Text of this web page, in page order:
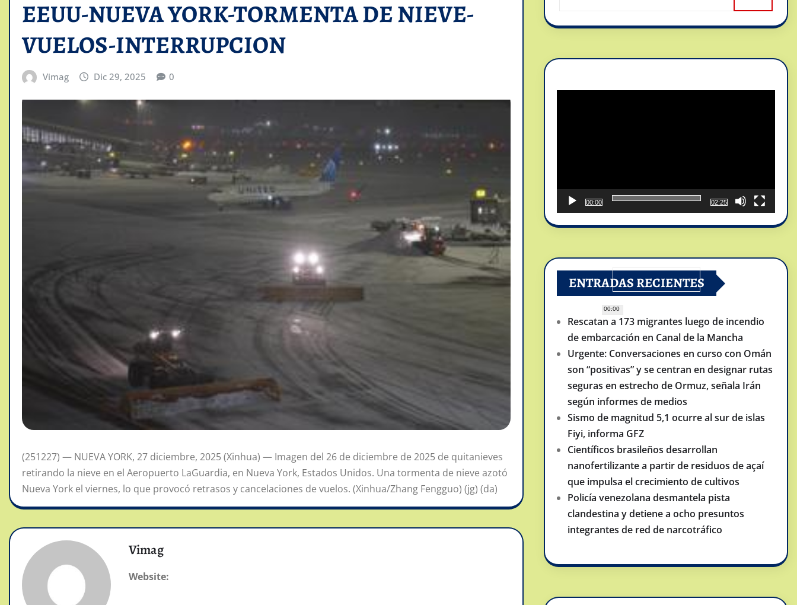
EEUU-NUEVA YORK-TORMENTA DE NIEVE-
VUELOS-INTERRUPCION
Vimag Dic 29, 2025 0
(251227) — NUEVA YORK, 27 diciembre, 2025 (Xinhua) — Imagen del 26 de diciembre de 2025 de quitanieves
retirando la nieve en el Aeropuerto LaGuardia, en Nueva York, Estados Unidos. Una tormenta de nieve azotó
Nueva York el viernes, lo que provocó retrasos y cancelaciones de vuelos. (Xinhua/Zhang Fengguo) (jg) (da)
Vimag
Website:
00:00
00:00
02:25
ENTRADAS RECIENTES
Rescatan a 173 migrantes luego de incendio
de embarcación en Canal de la Mancha
Urgente: Conversaciones en curso con Omán
son “positivas” y se centran en designar rutas
seguras en estrecho de Ormuz, señala Irán
según informes de medios
Sismo de magnitud 5,1 ocurre al sur de islas
Fiyi, informa GFZ
Científicos brasileños desarrollan
nanofertilizante a partir de residuos de açaí
que impulsa el crecimiento de cultivos
Policía venezolana desmantela pista
clandestina y detiene a ocho presuntos
integrantes de red de narcotráfico